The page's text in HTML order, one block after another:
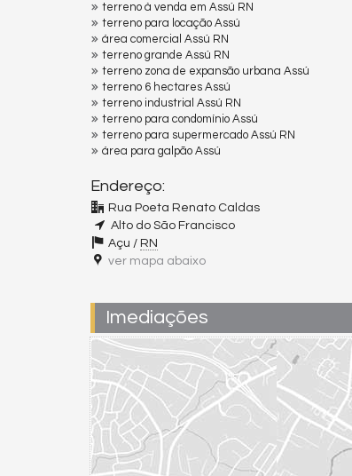
terreno à venda em Assú RN
terreno para locação Assú
área comercial Assú RN
terreno grande Assú RN
terreno zona de expansão urbana Assú
terreno 6 hectares Assú
terreno industrial Assú RN
terreno para condomínio Assú
terreno para supermercado Assú RN
área para galpão Assú
Endereço:
Rua Poeta Renato Caldas
Alto do São Francisco
Açu / RN
ver mapa abaixo
Imediações